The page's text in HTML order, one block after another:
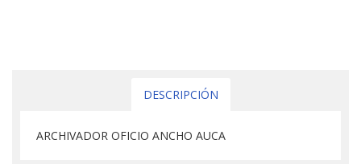
DESCRIPCIÓN
ARCHIVADOR OFICIO ANCHO AUCA